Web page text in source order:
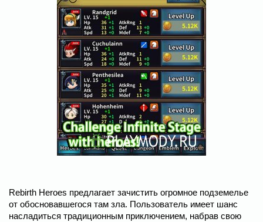
Rebirth Heroes предлагает зачистить огромное подземелье
от обосновавшегося там зла. Пользователь имеет шанс
насладиться традиционным приключением, набрав свою